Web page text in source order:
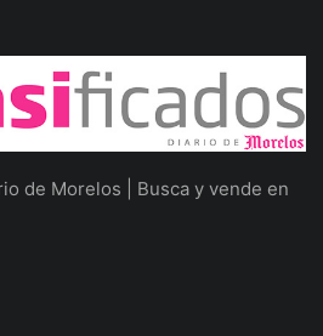
de Morelos | Busca y vende en